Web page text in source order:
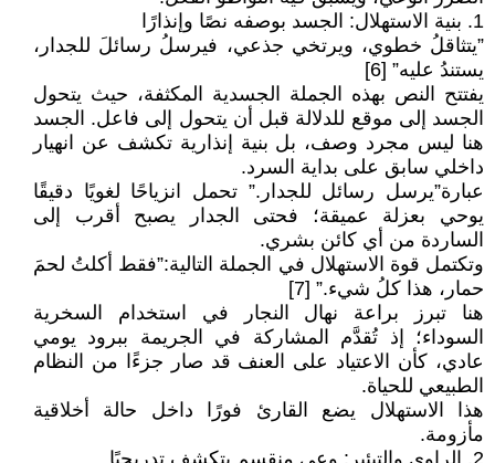
1. بنية الاستهلال: الجسد بوصفه نصًا وإنذارًا
”يتثاقلُ خطوي، ويرتخي جذعي، فيرسلُ رسائلَ للجدار،
يستندُ عليه” [6]
يفتتح النص بهذه الجملة الجسدية المكثفة، حيث يتحول
الجسد إلى موقع للدلالة قبل أن يتحول إلى فاعل. الجسد
هنا ليس مجرد وصف، بل بنية إنذارية تكشف عن انهيار
داخلي سابق على بداية السرد.
عبارة”يرسل رسائل للجدار.” تحمل انزياحًا لغويًا دقيقًا
يوحي بعزلة عميقة؛ فحتى الجدار يصبح أقرب إلى
الساردة من أي كائن بشري.
وتكتمل قوة الاستهلال في الجملة التالية:”فقط أكلتُ لحمَ
حمار، هذا كلُ شيء.” [7]
هنا تبرز براعة نهال النجار في استخدام السخرية
السوداء؛ إذ تُقدَّم المشاركة في الجريمة ببرود يومي
عادي، كأن الاعتياد على العنف قد صار جزءًا من النظام
الطبيعي للحياة.
هذا الاستهلال يضع القارئ فورًا داخل حالة أخلاقية
مأزومة.